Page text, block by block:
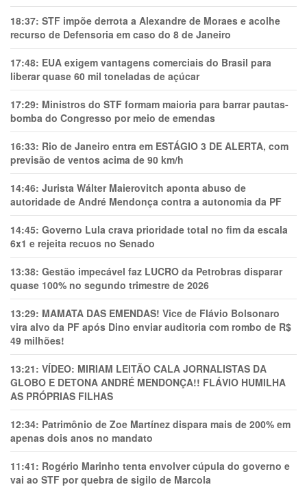
18:37: STF impõe derrota a Alexandre de Moraes e acolhe
recurso de Defensoria em caso do 8 de Janeiro
17:48: EUA exigem vantagens comerciais do Brasil para
liberar quase 60 mil toneladas de açúcar
17:29: Ministros do STF formam maioria para barrar pautas-
bomba do Congresso por meio de emendas
16:33: Rio de Janeiro entra em ESTÁGIO 3 DE ALERTA, com
previsão de ventos acima de 90 km/h
14:46: Jurista Wálter Maierovitch aponta abuso de
autoridade de André Mendonça contra a autonomia da PF
14:45: Governo Lula crava prioridade total no fim da escala
6x1 e rejeita recuos no Senado
13:38: Gestão impecável faz LUCRO da Petrobras disparar
quase 100% no segundo trimestre de 2026
13:29: MAMATA DAS EMENDAS! Vice de Flávio Bolsonaro
vira alvo da PF após Dino enviar auditoria com rombo de R$
49 milhões!
13:21: VÍDEO: MIRIAM LEITÃO CALA JORNALISTAS DA
GLOBO E DETONA ANDRÉ MENDONÇA!! FLÁVIO HUMILHA
AS PRÓPRIAS FILHAS
12:34: Patrimônio de Zoe Martínez dispara mais de 200% em
apenas dois anos no mandato
11:41: Rogério Marinho tenta envolver cúpula do governo e
vai ao STF por quebra de sigilo de Marcola